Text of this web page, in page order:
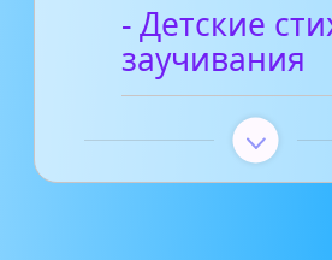
- Детские
заучивания